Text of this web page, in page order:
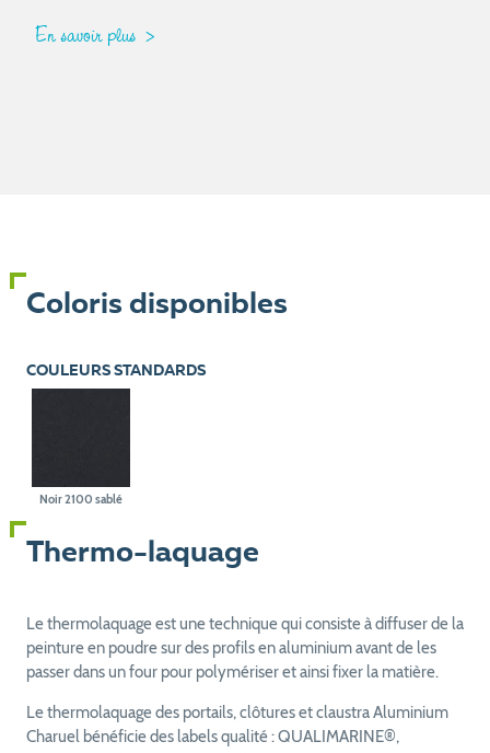
En savoir plus
Coloris disponibles
COULEURS STANDARDS
Noir 2100 sablé
Thermo-laquage
Le thermolaquage est une technique qui consiste à diffuser de la
peinture en poudre sur des profils en aluminium avant de les
passer dans un four pour polymériser et ainsi fixer la matière.
Le thermolaquage des portails, clôtures et claustra Aluminium
Charuel bénéficie des labels qualité : QUALIMARINE®,